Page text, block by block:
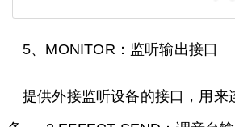
5、MONITOR：监听输出接口
提供外接监听设备的接口，用来